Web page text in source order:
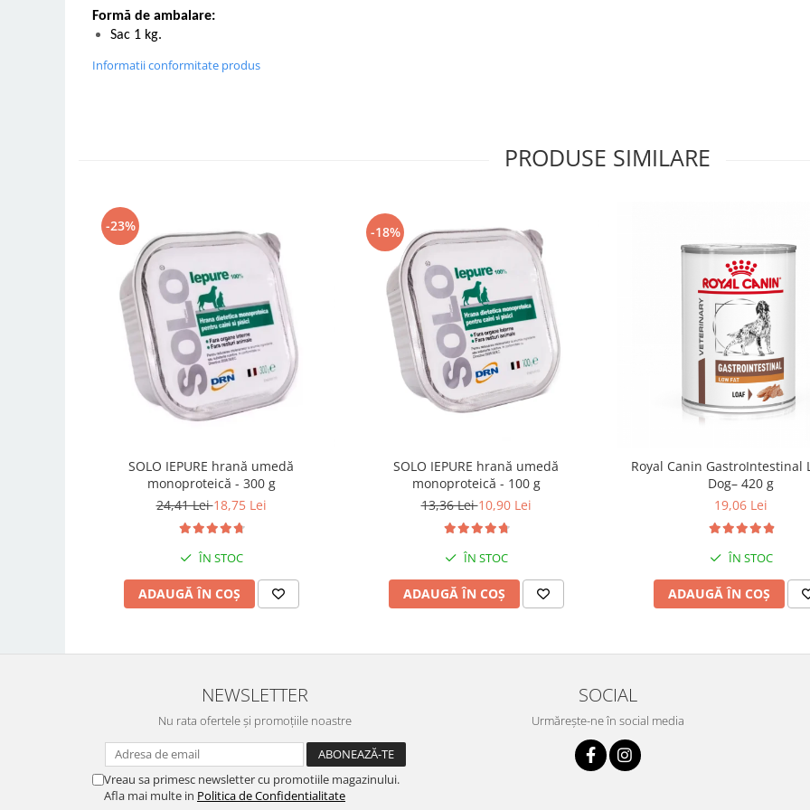
Formă de ambalare:
Sac 1 kg.
Informatii conformitate produs
PRODUSE SIMILARE
-23%
SOLO IEPURE hrană umedă
monoproteică - 300 g
24,41 Lei18,75 Lei
ÎN STOC
ADAUGĂ ÎN COȘ
-18%
SOLO IEPURE hrană umedă
monoproteică - 100 g
13,36 Lei10,90 Lei
ÎN STOC
ADAUGĂ ÎN COȘ
Royal Canin GastroIntestinal
Dog– 420 g
19,06 Lei
ÎN STOC
ADAUGĂ ÎN COȘ
NEWSLETTER
Nu rata ofertele și promoțiile noastre
Vreau sa primesc newsletter cu promotiile magazinului.
Afla mai multe in Politica de Confidentialitate
SOCIAL
Urmărește-ne în social media